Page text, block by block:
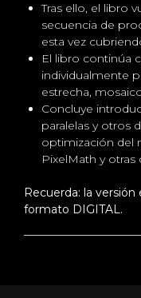
Tras ello, el libro
secuencia de
esta vez
El libro continúa
individualmente
estrecha,
Concluye
paralelas y otros
optimización del
PixelMath y otras
Recuerda: la
formato DIGITAL.